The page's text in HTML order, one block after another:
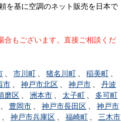
を基に空調のネット販売を日本で
もございます。直接ご相談くだ
市川町 猪名川町 稲美町
市 神戸市北区 神戸市
丹波
磨区 洲本市 太子町
多可町
豊岡市 神戸市長田区
神戸市
神戸市兵庫区 福崎町
三木市